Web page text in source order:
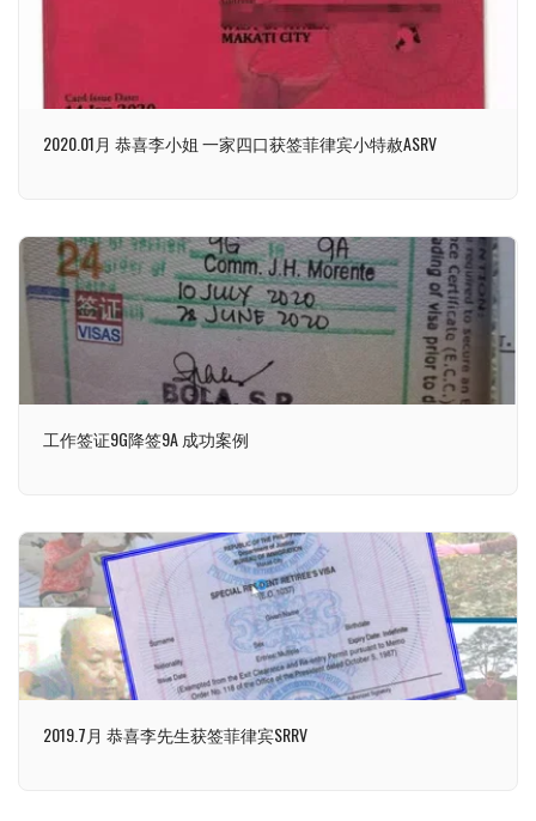
2020.01月 恭喜李小姐 一家四口获签菲律宾小特赦ASRV
工作签证9G降签9A 成功案例
2019.7月 恭喜李先生获签菲律宾SRRV